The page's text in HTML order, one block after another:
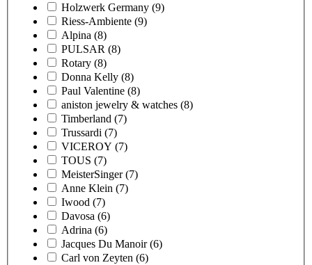
Holzwerk Germany (9)
Riess-Ambiente (9)
Alpina (8)
PULSAR (8)
Rotary (8)
Donna Kelly (8)
Paul Valentine (8)
aniston jewelry & watches (8)
Timberland (7)
Trussardi (7)
VICEROY (7)
TOUS (7)
MeisterSinger (7)
Anne Klein (7)
Iwood (7)
Davosa (6)
Adrina (6)
Jacques Du Manoir (6)
Carl von Zeyten (6)